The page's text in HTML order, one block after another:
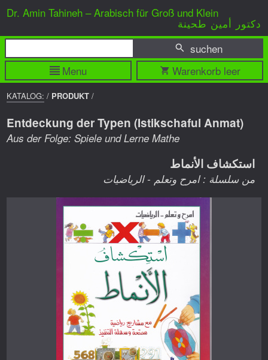
Dr. Amin Tahineh – Arabisch für Groß und Klein
دكتور أمين طحينة
Menu
suchen
Warenkorb leer
BREADCRUMP
NAVIGATION
KATALOG: / PRODUKT /
Entdeckung der Typen (Istikschaful Anmat)
Aus der Folge: Spiele und Lerne Mathe
استكشاف الأنماط
من سلسلة : امرح وتعلم - الرياضيات